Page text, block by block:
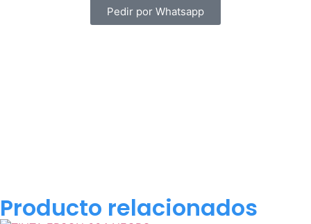
Pedir por Whatsapp
Producto relacionados